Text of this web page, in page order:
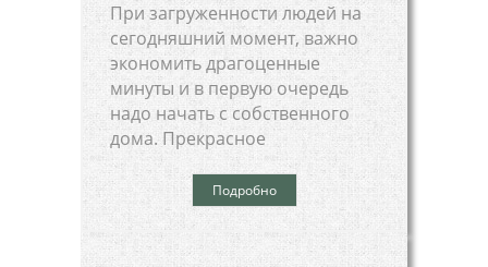
При загруженности людей на
сегодняшний момент, важно
экономить драгоценные
минуты и в первую очередь
надо начать с собственного
дома. Прекрасное
Подробно